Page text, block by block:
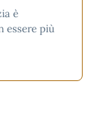
è
essere più